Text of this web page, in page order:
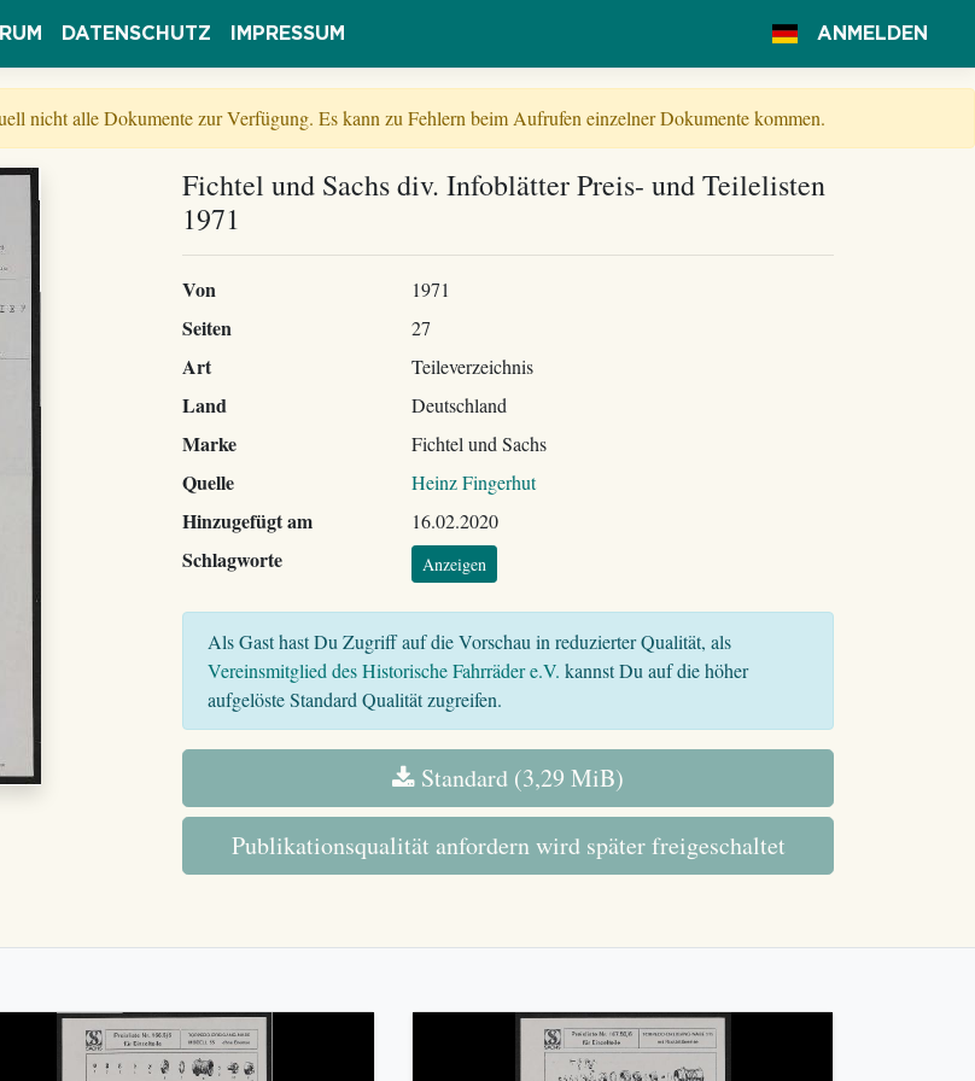
DATENSCHUTZ IMPRESSUM ANMELDEN
nicht alle Dokumente zur Verfügung. Es kann zu Fehlern beim Aufrufen einzelner Dokumente kommen.
Fichtel und Sachs div. Infoblätter Preis- und Teilelisten
1971
Von 1971
Seiten 27
Art Teileverzeichnis
Land Deutschland
Marke Fichtel und Sachs
Quelle Heinz Fingerhut
Hinzugefügt am 16.02.2020
Schlagworte Anzeigen
Als Gast hast Du Zugriff auf die Vorschau in reduzierter Qualität, als
Vereinsmitglied des Historische Fahrräder e.V. kannst Du auf die höher
aufgelöste Standard Qualität zugreifen.
Standard (3,29 MiB)
Publikationsqualität anfordern wird später freigeschaltet